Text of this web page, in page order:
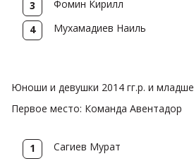
Фомин Кирилл
Мухамадиев Наиль
Юноши и девушки 2014 гг.р. и младше
Первое место: Команда Авентадор
Сагиев Мурат